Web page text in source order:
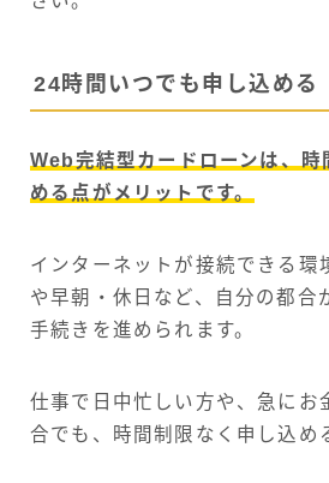
24時間いつでも申し込める
Web完結型カードローンは、時
める点がメリットです。
インターネットが接続できる環
や早朝・休日など、自分の都合
手続きを進められます。
仕事で日中忙しい方や、急にお
合でも、時間制限なく申し込め